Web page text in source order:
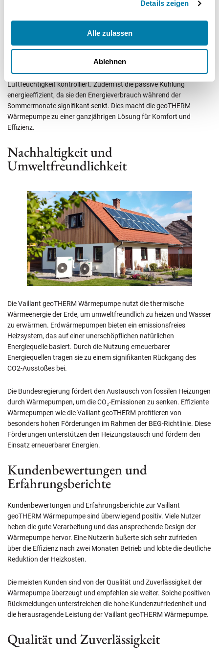
Details zeigen
Alle zulassen
Ablehnen
Heizlösungen, sondern auch komfortable Kühlung im Sommer.
eine passive Kühlung ermöglichen, die die Raumtemperatur um bis
Diese passive Kühlung reduziert den Bedarf an externen Kühlquellen
und trägt zu einem gesunden Raumklima bei, indem sie die
Luftfeuchtigkeit kontrolliert. Zudem ist die passive Kühlung
energieeffizient, da sie den Energieverbrauch während der
Sommermonate signifikant senkt. Dies macht die geoTHERM
Wärmepumpe zu einer ganzjährigen Lösung für Komfort und
Effizienz.
Nachhaltigkeit und
Umweltfreundlichkeit
Die Vaillant geoTHERM Wärmepumpe nutzt die thermische
Wärmeenergie der Erde, um umweltfreundlich zu heizen und Wasser
zu erwärmen. Erdwärmepumpen bieten ein emissionsfreies
Heizsystem, das auf einer unerschöpflichen natürlichen
Energiequelle basiert. Durch die Nutzung erneuerbarer
Energiequellen tragen sie zu einem signifikanten Rückgang des
CO2-Ausstoßes bei.
Die Bundesregierung fördert den Austausch von fossilen Heizungen
durch Wärmepumpen, um die CO₂-Emissionen zu senken. Effiziente
Wärmepumpen wie die Vaillant geoTHERM profitieren von
besonders hohen Förderungen im Rahmen der BEG-Richtlinie. Diese
Förderungen unterstützen den Heizungstausch und fördern den
Einsatz erneuerbarer Energien.
Kundenbewertungen und
Erfahrungsberichte
Kundenbewertungen und Erfahrungsberichte zur Vaillant
geoTHERM Wärmepumpe sind überwiegend positiv. Viele Nutzer
heben die gute Verarbeitung und das ansprechende Design der
Wärmepumpe hervor. Eine Nutzerin äußerte sich sehr zufrieden
über die Effizienz nach zwei Monaten Betrieb und lobte die deutliche
Reduktion der Heizkosten.
Die meisten Kunden sind von der Qualität und Zuverlässigkeit der
Wärmepumpe überzeugt und empfehlen sie weiter. Solche positiven
Rückmeldungen unterstreichen die hohe Kundenzufriedenheit und
die herausragende Leistung der Vaillant geoTHERM Wärmepumpe.
Qualität und Zuverlässigkeit